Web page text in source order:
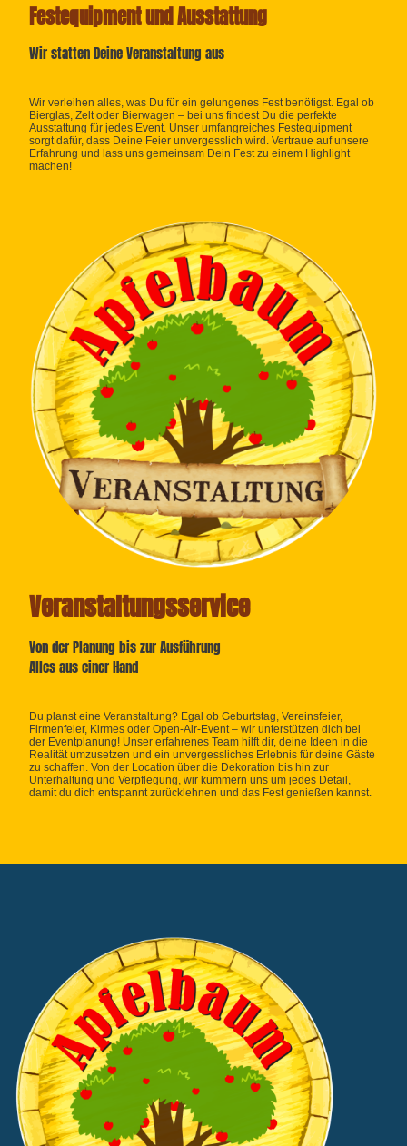
Festequipment und Ausstattung
Wir statten Deine Veranstaltung aus
Wir verleihen alles, was Du für ein gelungenes Fest benötigst. Egal ob
Bierglas, Zelt oder Bierwagen – bei uns findest Du die perfekte
Ausstattung für jedes Event. Unser umfangreiches Festequipment
sorgt dafür, dass Deine Feier unvergesslich wird. Vertraue auf unsere
Erfahrung und lass uns gemeinsam Dein Fest zu einem Highlight
machen!
Veranstaltungsservice
Von der Planung bis zur Ausführung
Alles aus einer Hand
Du planst eine Veranstaltung? Egal ob Geburtstag, Vereinsfeier,
Firmenfeier, Kirmes oder Open-Air-Event – wir unterstützen dich bei
der Eventplanung! Unser erfahrenes Team hilft dir, deine Ideen in die
Realität umzusetzen und ein unvergessliches Erlebnis für deine Gäste
zu schaffen. Von der Location über die Dekoration bis hin zur
Unterhaltung und Verpflegung, wir kümmern uns um jedes Detail,
damit du dich entspannt zurücklehnen und das Fest genießen kannst.